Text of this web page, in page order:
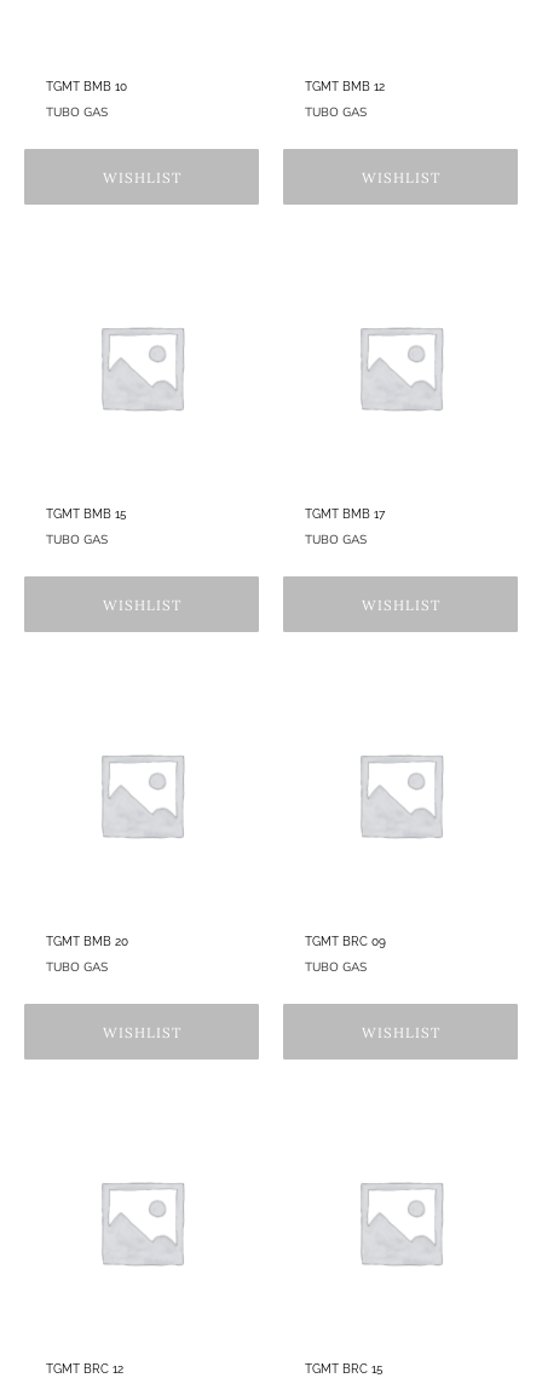
TGMT BMB 10
TUBO GAS
WISHLIST
TGMT BMB 12
TUBO GAS
WISHLIST
TGMT BMB 15
TUBO GAS
WISHLIST
TGMT BMB 17
TUBO GAS
WISHLIST
TGMT BMB 20
TUBO GAS
WISHLIST
TGMT BRC 09
TUBO GAS
WISHLIST
TGMT BRC 12 TGMT BRC 15